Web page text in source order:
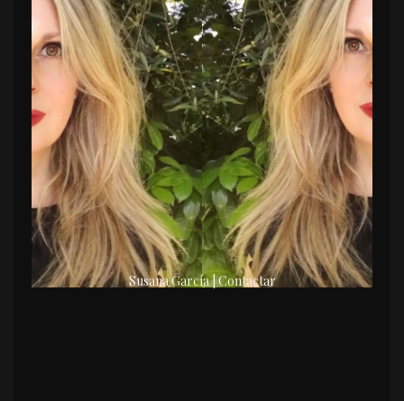
Susana García | Contactar